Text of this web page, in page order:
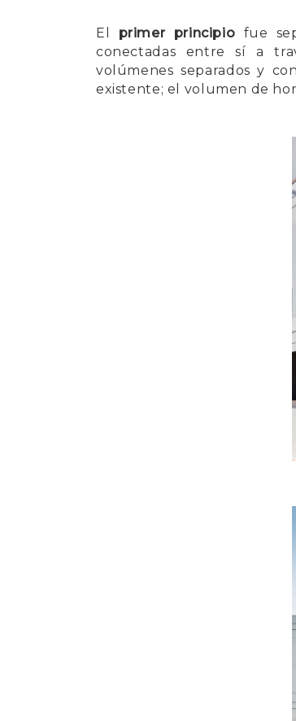
El primer principio fue
conectadas entre sí a
volúmenes separados y
existente; el volumen de